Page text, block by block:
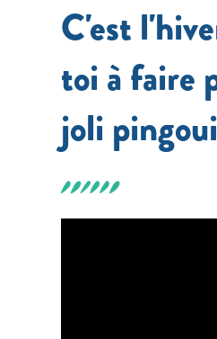
C'est
toi à faire
joli